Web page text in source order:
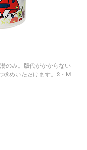
のみ。版代がかからない
求めいただけます。S・M